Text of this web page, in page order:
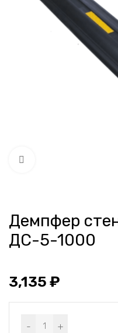
Демпфер
ДС-5-1000
3,135 ₽
- +
Alternative: